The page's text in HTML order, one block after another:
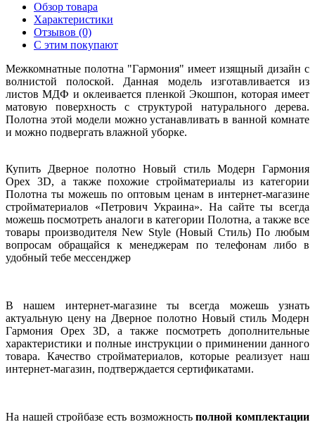
Обзор товара
Характеристики
Отзывов (0)
С этим покупают
Межкомнатные полотна "Гармония" имеет изящный дизайн с
волнистой полоской. Данная модель изготавливается из
листов МДФ и оклеивается пленкой Экошпон, которая имеет
матовую поверхность с структурой натурального дерева.
Полотна этой модели можно устанавливать в ванной комнате
и можно подвергать влажной уборке.
Купить Дверное полотно Новый стиль Модерн Гармония
Орех 3D, а также похожие стройматериалы из категории
Полотна ты можешь по оптовым ценам в интернет-магазине
стройматериалов «Петрович Украина». На сайте ты всегда
можешь посмотреть аналоги в категории Полотна, а также все
товары производителя New Style (Новый Стиль) По любым
вопросам обращайся к менеджерам по телефонам либо в
удобный тебе мессенджер
В нашем интернет-магазине ты всегда можешь узнать
актуальную цену на Дверное полотно Новый стиль Модерн
Гармония Орех 3D, а также посмотреть дополнительные
характеристики и полные инструкции о приминении данного
товара. Качество стройматериалов, которые реализует наш
интернет-магазин, подтверждается сертификатами.
На нашей стройбазе есть возможностьполной комплектации